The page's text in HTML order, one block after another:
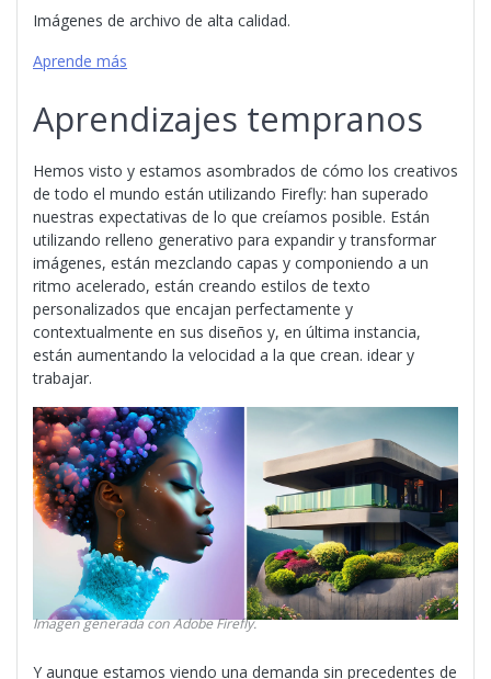
Imágenes de archivo de alta calidad.
Aprende más
Aprendizajes tempranos
Hemos visto y estamos asombrados de cómo los creativos
de todo el mundo están utilizando Firefly: han superado
nuestras expectativas de lo que creíamos posible. Están
utilizando relleno generativo para expandir y transformar
imágenes, están mezclando capas y componiendo a un
ritmo acelerado, están creando estilos de texto
personalizados que encajan perfectamente y
contextualmente en sus diseños y, en última instancia,
están aumentando la velocidad a la que crean. idear y
trabajar.
Imagen generada con Adobe Firefly.
Y aunque estamos viendo una demanda sin precedentes de